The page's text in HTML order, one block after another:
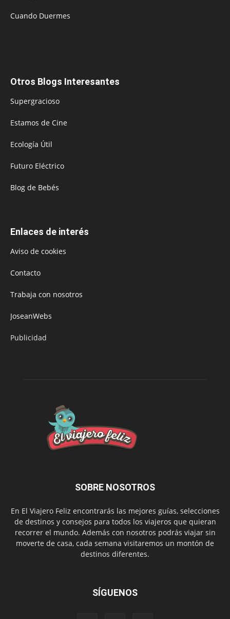
Cuando Duermes
Otros Blogs Interesantes
Supergracioso
Estamos de Cine
Ecología Útil
Futuro Eléctrico
Blog de Bebés
Enlaces de interés
Aviso de cookies
Contacto
Trabaja con nosotros
JoseanWebs
Publicidad
SOBRE NOSOTROS
En El Viajero Feliz encontrarás las mejores guías, selecciones
de destinos y consejos para todos los viajeros que quieran
recorrer el mundo. Además con nosotros podrás viajar sin
moverte de casa, cada semana visitaremos un montón de
destinos diferentes.
SÍGUENOS